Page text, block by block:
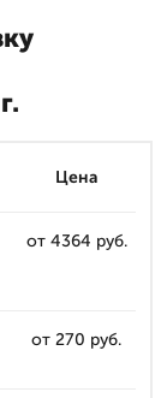
Цена
от 4364 руб.
от 270 руб.